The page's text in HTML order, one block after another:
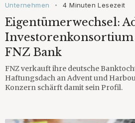
Unternehmen • 4 Minuten Lesezeit
Eigentümerwechsel:
FNZ Bank
FNZ verkauft ihre deutsche
Haftungsdach an Advent und
Konzern schärft damit sein Profil.